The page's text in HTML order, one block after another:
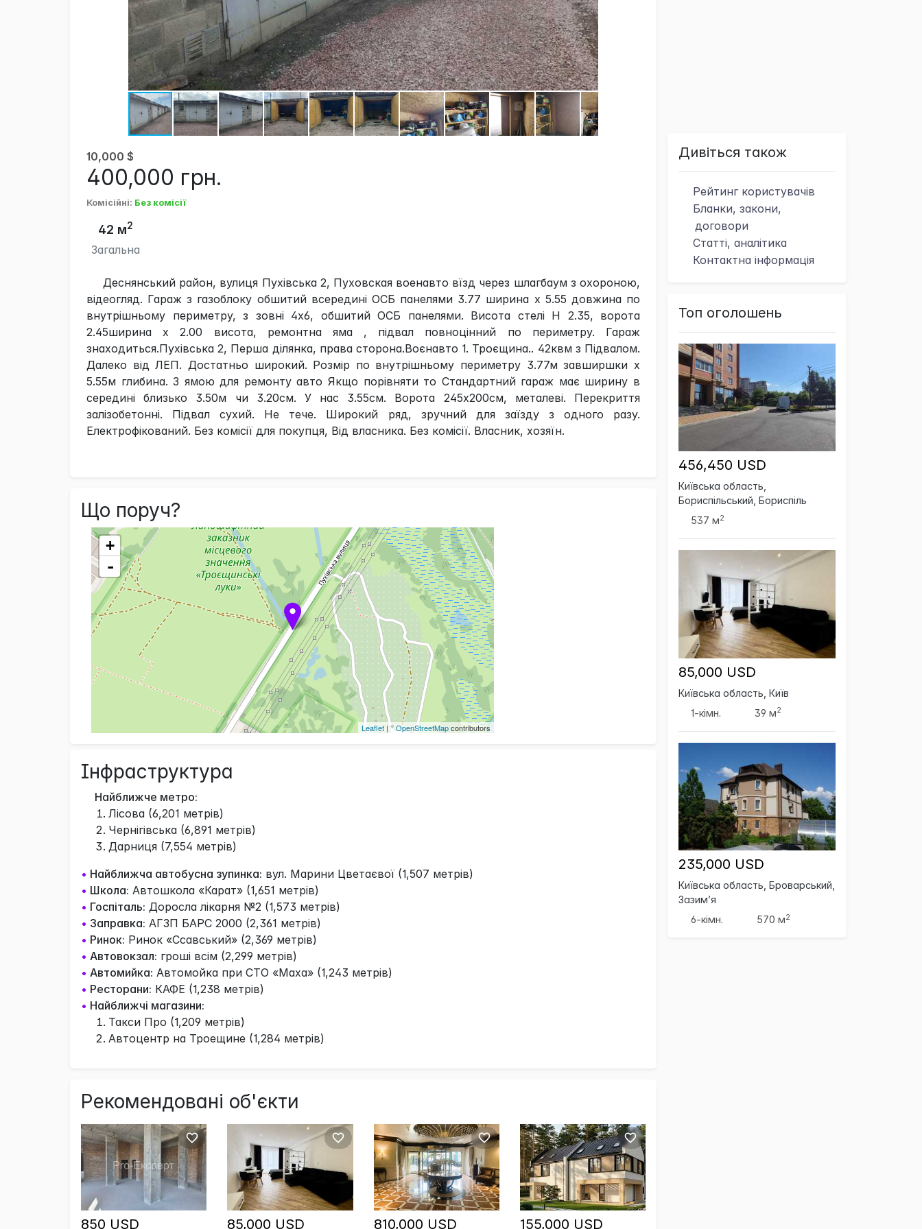
10,000 $
400,000 грн.
Комісійні: Без комісії
42 м2
Загальна
Деснянський район, вулиця Пухівська 2, Пуховская военавто вїзд через шлагбаум з охороною,
відеогляд. Гараж з газоблоку обшитий всередині ОСБ панелями 3.77 ширина х 5.55 довжина по
внутрішньому периметру, з зовні 4х6, обшитий ОСБ панелями. Висота стелі Н 2.35, ворота
2.45ширина х 2.00 висота, ремонтна яма , підвал повноцінний по периметру. Гараж
знаходиться.Пухівська 2, Перша ділянка, права сторона.Воєнавто 1. Троєщина.. 42квм з Підвалом.
Далеко від ЛЕП. Достатньо широкий. Розмір по внутрішньому периметру 3.77м завширшки х
5.55м глибина. З ямою для ремонту авто Якщо порівняти то Стандартний гараж має ширину в
середині близько 3.50м чи 3.20см. У нас 3.55см. Ворота 245х200см, металеві. Перекриття
залізобетонні. Підвал сухий. Не тече. Широкий ряд, зручний для заїзду з одного разу.
Електрофікований. Без комісії для покупця, Від власника. Без комісії. Власник, хозяїн.
Що поруч?
+
-
Leaflet | ©OpenStreetMapcontributors
Інфраструктура
Найближче метро:
Лісова (6,201 метрів)
Чернігівська (6,891 метрів)
Дарниця (7,554 метрів)
• Найближча автобусна зупинка: вул. Марини Цветаєвої (1,507 метрів)
• Школа: Автошкола «Карат» (1,651 метрів)
• Госпіталь: Доросла лікарня №2 (1,573 метрів)
• Заправка: АГЗП БАРС 2000 (2,361 метрів)
• Ринок: Ринок «Ссавський» (2,369 метрів)
• Автовокзал: гроші всім (2,299 метрів)
• Автомийка: Автомойка при СТО «Маха» (1,243 метрів)
• Ресторани: КАФЕ (1,238 метрів)
• Найближчі магазини:
Такси Про (1,209 метрів)
Автоцентр на Троещине (1,284 метрів)
Рекомендовані об'єкти
850 USD 85,000 USD 810,000 USD 155,000 USD
Дивіться також
Рейтинг користувачів
Бланки, закони,
договори
Статті, аналітика
Контактна інформація
Топ оголошень
456,450 USD
Київська область,
Бориспільський, Бориспіль
537 м2
85,000 USD
Київська область, Київ
1-кімн.
39 м2
235,000 USD
Київська область, Броварський,
Зазим’я
6-кімн.
570 м2